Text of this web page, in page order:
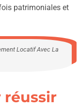
patrimoniales et
Locatif Avec La
réussir